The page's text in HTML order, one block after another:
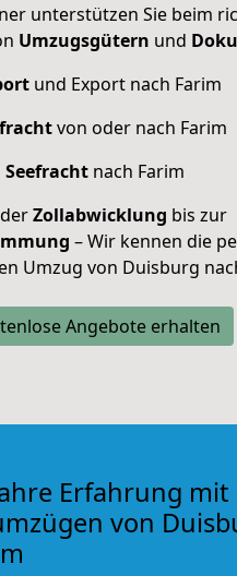
unterstützen Sie beim
Umzugsgütern und
und Export nach Farim
von oder nach Farim
Seefracht nach Farim
Zollabwicklung bis zur
– Wir kennen die
Umzug von Duisburg
Angebote erhalten
Erfahrung mit
von